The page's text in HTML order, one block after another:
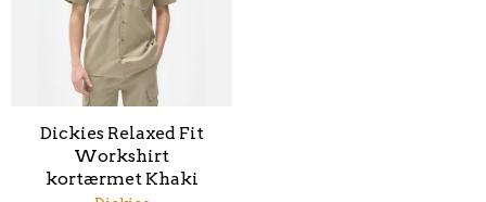
Dickies Relaxed Fit
Workshirt
kortærmet Khaki